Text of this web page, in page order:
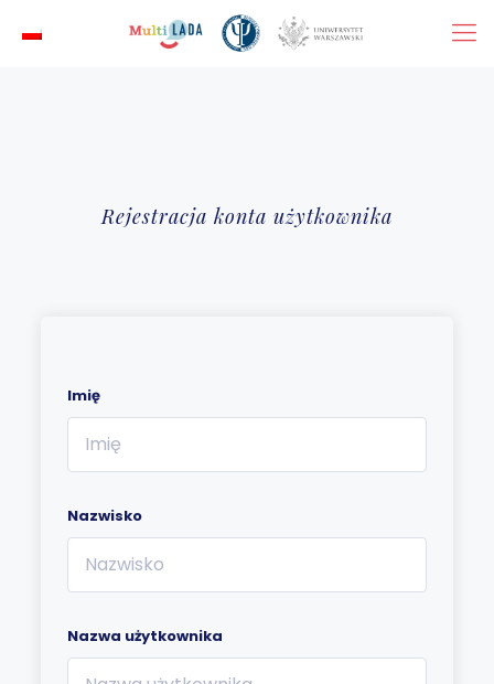
Rejestracja konta użytkownika
Imię
Nazwisko
Nazwa użytkownika